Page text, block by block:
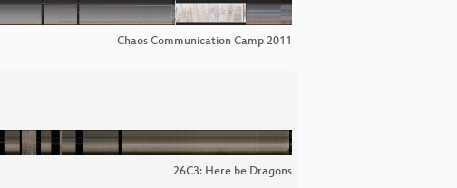
Chaos Communication Camp 2011
26C3: Here be Dragons